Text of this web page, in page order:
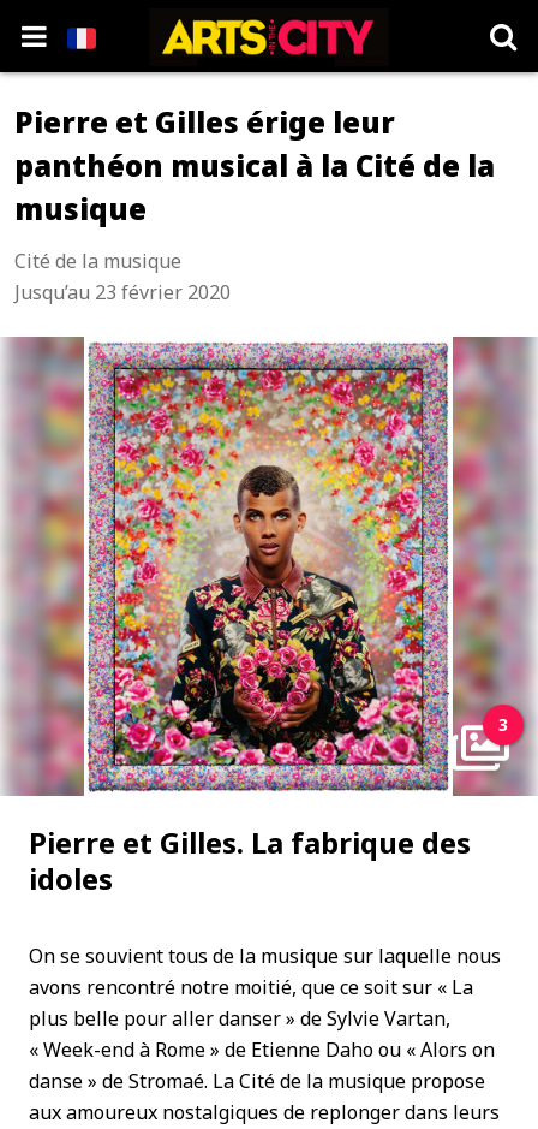
Pierre et Gilles érige leur
panthéon musical à la Cité de la
musique
Cité de la musique
Jusqu’au 23 février 2020
3
Pierre et Gilles. La fabrique des
idoles
On se souvient tous de la musique sur laquelle nous
avons rencontré notre moitié, que ce soit sur « La
plus belle pour aller danser » de Sylvie Vartan,
« Week-end à Rome » de Etienne Daho ou « Alors on
danse » de Stromaé. La Cité de la musique propose
aux amoureux nostalgiques de replonger dans leurs